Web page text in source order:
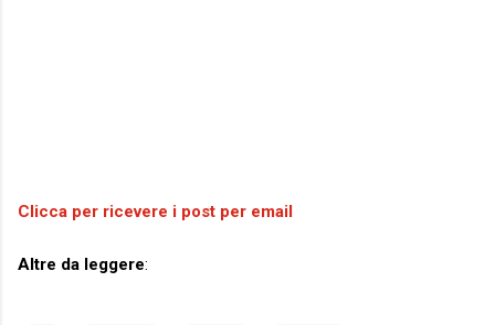
Clicca per ricevere i post per email
Altre da leggere: